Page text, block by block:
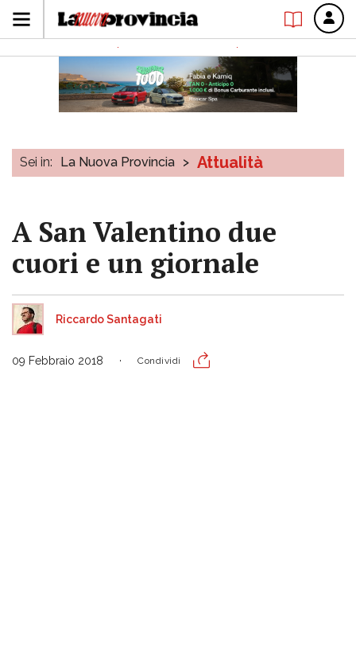
Sei in: La Nuova Provincia > Attualità
A San Valentino due
cuori e un giornale
Riccardo Santagati
09 Febbraio 2018 Condividi